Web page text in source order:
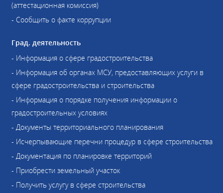
(аттестационная комиссия)
- Сообщить о факте коррупции
Град. деятельность
- Информация о сфере градостроительства
- Информация об органах МСУ, предоставляющих услуги в
сфере градостроительства и строительства
- Информация о порядке получения информации о
градостроительных условиях
- Документы территориального планирования
- Исчерпывающие перечни процедур в сфере строительства
- Документация по планировке территорий
- Приобрести земельный участок
- Получить услугу в сфере строительства